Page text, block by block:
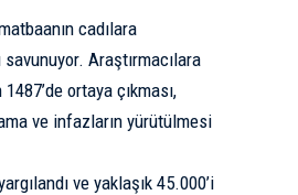
cadılara
Araştırmacılara
ortaya çıkması,
ve infazların yürütülmesi
ve yaklaşık 45.000’i